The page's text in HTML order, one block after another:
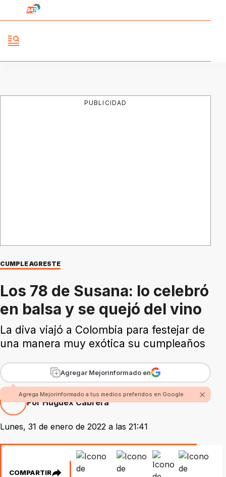
PUBLICIDAD
CUMPLE AGRESTE
Los 78 de Susana: lo celebró
en balsa y se quejó del vino
La diva viajó a Colombia para festejar de
una manera muy exótica su cumpleaños
Agregar Mejorinformado en
Agrega Mejorinformado a tus medios preferidos en Google
Por Huguex Cabrera
Lunes, 31 de enero de 2022 a las 21:41
COMPARTIR